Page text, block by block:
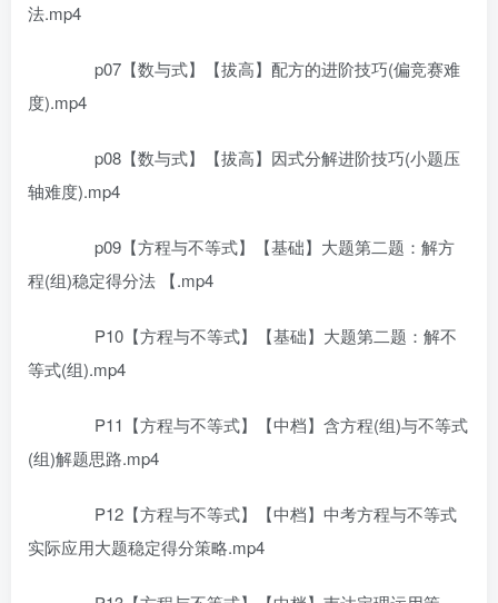
法.mp4
p07【数与式】【拔高】配方的进阶技巧(偏竞赛难
度).mp4
p08【数与式】【拔高】因式分解进阶技巧(小题压
轴难度).mp4
p09【方程与不等式】【基础】大题第二题：解方
程(组)稳定得分法 【.mp4
P10【方程与不等式】【基础】大题第二题：解不
等式(组).mp4
P11【方程与不等式】【中档】含方程(组)与不等式
(组)解题思路.mp4
P12【方程与不等式】【中档】中考方程与不等式
实际应用大题稳定得分策略.mp4